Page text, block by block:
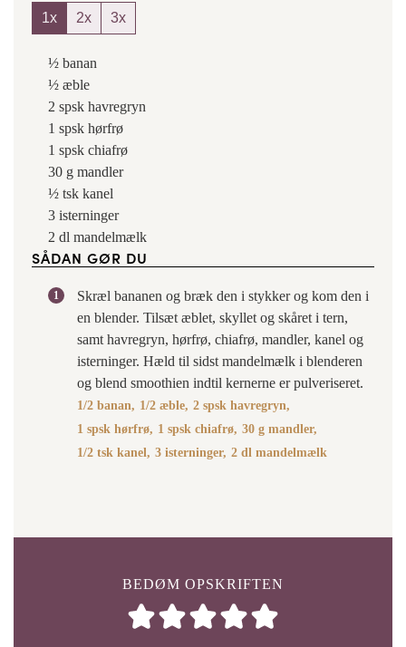
1x 2x 3x
½ banan
½ æble
2 spsk havregryn
1 spsk hørfrø
1 spsk chiafrø
30 g mandler
½ tsk kanel
3 isterninger
2 dl mandelmælk
SÅDAN GØR DU
Skræl bananen og bræk den i stykker og kom den i
en blender. Tilsæt æblet, skyllet og skåret i tern,
samt havregryn, hørfrø, chiafrø, mandler, kanel og
isterninger. Hæld til sidst mandelmælk i blenderen
og blend smoothien indtil kernerne er pulveriseret.
1/2 banan, 1/2 æble, 2 spsk havregryn,
1 spsk hørfrø, 1 spsk chiafrø, 30 g mandler,
1/2 tsk kanel, 3 isterninger, 2 dl mandelmælk
BEDØM OPSKRIFTEN